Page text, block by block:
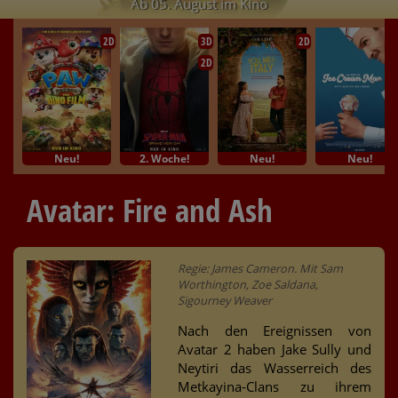
2D
Neu!
3D
2D
2. Woche!
2D
Neu! Neu!
Avatar: Fire and Ash
Regie: James Cameron. Mit Sam
Worthington, Zoe Saldana,
Sigourney Weaver
Nach den Ereignissen von
Avatar 2 haben Jake Sully und
Neytiri das Wasserreich des
Metkayina-Clans zu ihrem